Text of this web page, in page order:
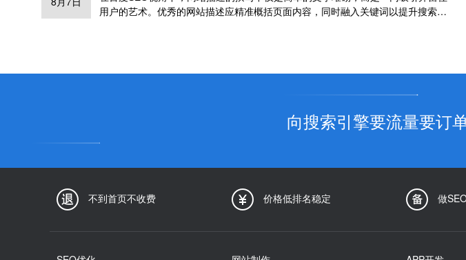
网站在不同设备上都能良好展示。
用户的艺术。优秀的网站描述应精准概括页面内容，同时融入关键词以提升搜索相
向搜索引擎要流量要订
不到首页不收费 价格低排名稳定 做